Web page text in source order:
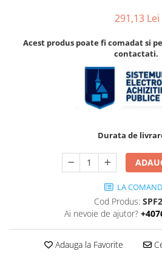
Aparate de respirat autonome
Accesorii pentru camere de
Accesorii de trecere a apei si
Accesorii detectare de gaz
Filtre si sorburi
Sisteme de avertizare
Accesorii stingatoare, paturi si
accesorii antifoc
291,13 Lei
Acest produs poate fi comadat si pe
contactati.
Durata de
LA
Cod Produs:
Ai nevoie de ajutor?
Adauga la Favorite